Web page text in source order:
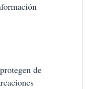
de